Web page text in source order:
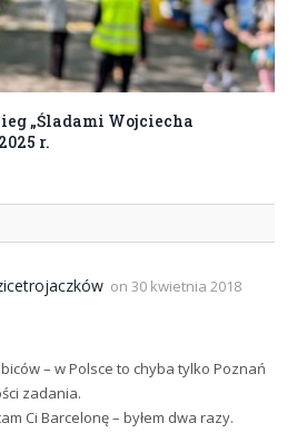
„Śladami Wojciecha
r.
on 30 kwietnia 2018
– w Polsce to chyba tylko Poznań
zadania.
Ci Barcelonę – byłem dwa razy.